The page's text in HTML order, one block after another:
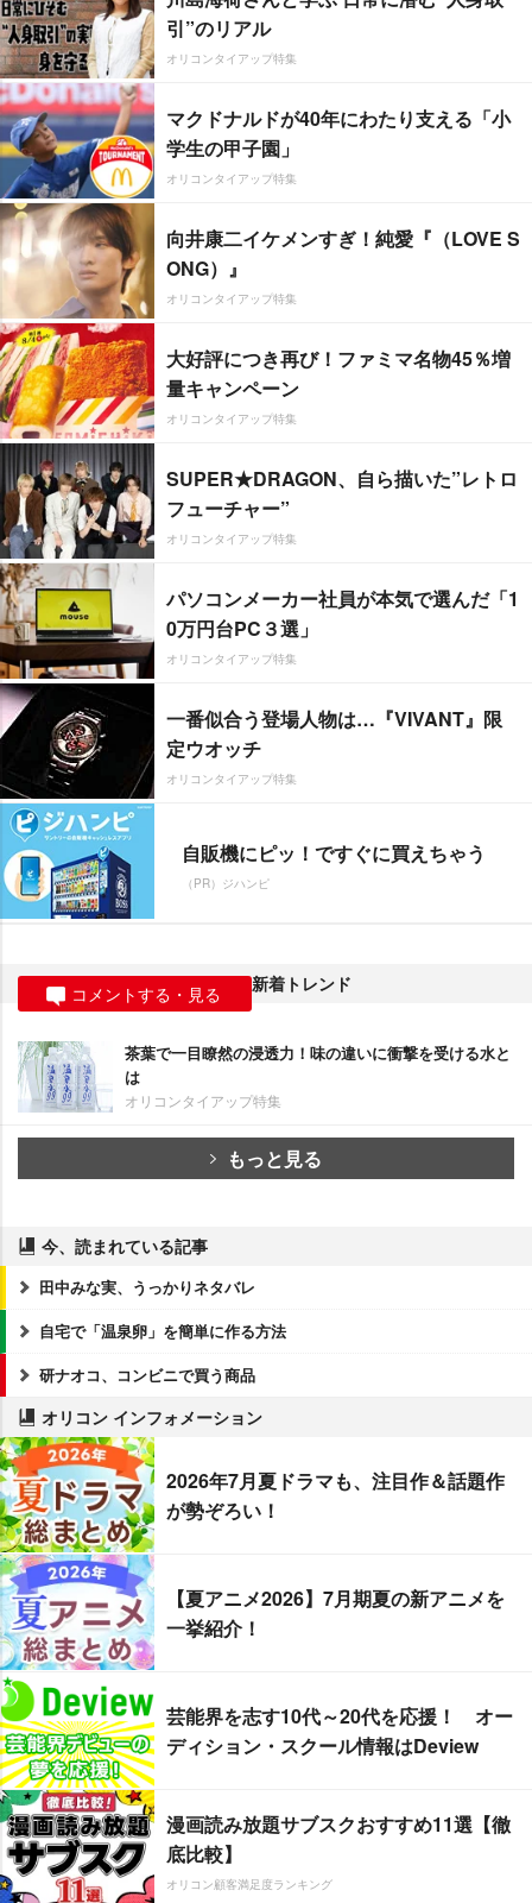
引”のリアル
オリコンタイアップ特集
マクドナルドが40年にわたり支える「小
学生の甲子園」
オリコンタイアップ特集
向井康二イケメンすぎ！純愛『（LOVE S
ONG）』
オリコンタイアップ特集
大好評につき再び！ファミマ名物45％増
量キャンペーン
オリコンタイアップ特集
SUPER★DRAGON、自ら描いた”レトロ
フューチャー”
オリコンタイアップ特集
パソコンメーカー社員が本気で選んだ「1
0万円台PC３選」
オリコンタイアップ特集
一番似合う登場人物は…『VIVANT』限
定ウオッチ
オリコンタイアップ特集
自販機にピッ！ですぐに買えちゃう
（PR）ジハンピ
コメントする・見る 新着トレンド
茶葉で一目瞭然の浸透力！味の違いに衝撃を受ける水と
は
オリコンタイアップ特集
もっと見る
今、読まれている記事
田中みな実、うっかりネタバレ
自宅で「温泉卵」を簡単に作る方法
研ナオコ、コンビニで買う商品
オリコン インフォメーション
2026年7月夏ドラマも、注目作＆話題作
が勢ぞろい！
【夏アニメ2026】7月期夏の新アニメを
一挙紹介！
芸能界を志す10代～20代を応援！ オー
ディション・スクール情報はDeview
漫画読み放題サブスクおすすめ11選【徹
底比較】
オリコン顧客満足度ランキング